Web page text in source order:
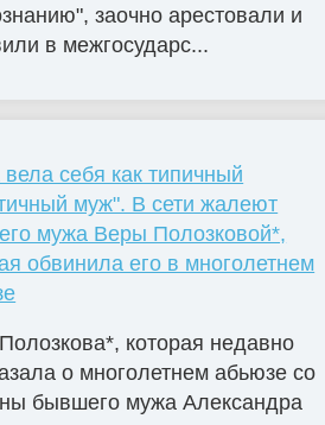
заочно арестовали и
в межгосударс...
себя как типичный
муж". В сети жалеют
мужа Веры Полозковой*,
обвинила его в многолетнем
которая недавно
о многолетнем абьюзе со
бывшего мужа Александра